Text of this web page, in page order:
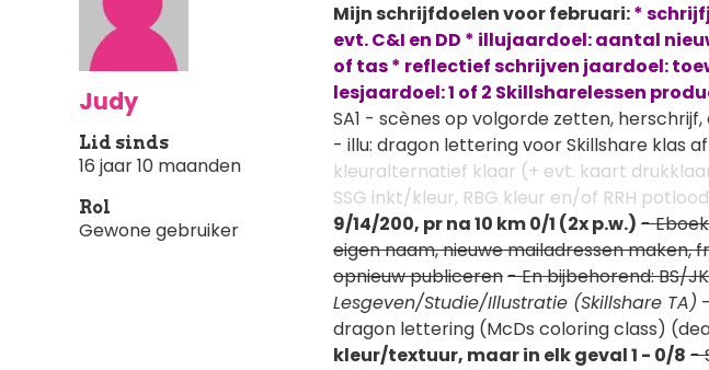
Judy
Lid sinds
16 jaar 10 maanden
Rol
Gewone gebruiker
Mijn schrijfdoelen voor februari:*
evt. C&I en DD * illujaardoel: aantal
of tas * reflectief schrijven jaardoel:
lesjaardoel: 1 of 2 Skillsharelessen
SA1 - scènes op volgorde zetten,
- illu: dragon lettering voor Skillshare klas
kleuralternatief klaar (+ evt. kaart
SSG inkt/kleur, RBG kleur en/of RRH
9/14/200, pr na 10 km 0/1 (2x p.w.) -
eigen naam, nieuwe mailadressen
opnieuw publiceren- En bijbehorend: BS/
Lesgeven/Studie/Illustratie (Skillshare TA)
dragon lettering (McDs coloring class)
kleur/textuur, maar in elk geval 1 - 0/8 -